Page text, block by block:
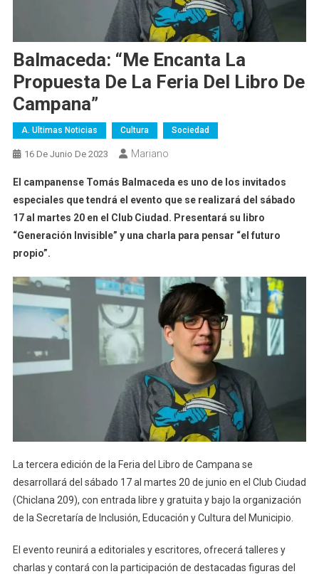
Balmaceda: “me Encanta La
Propuesta De La Feria Del Libro De
Campana”
A. Ultimas Noticias Cultura Sociedad
16 De Junio De 2023 Mariano
El campanense Tomás Balmaceda es uno de los invitados
especiales que tendrá el evento que se realizará del sábado
17 al martes 20 en el Club Ciudad. Presentará su libro
“Generación Invisible” y una charla para pensar “el futuro
propio”.
La tercera edición de la Feria del Libro de Campana se
desarrollará del sábado 17 al martes 20 de junio en el Club Ciudad
(Chiclana 209), con entrada libre y gratuita y bajo la organización
de la Secretaría de Inclusión, Educación y Cultura del Municipio.
El evento reunirá a editoriales y escritores, ofrecerá talleres y
charlas y contará con la participación de destacadas figuras del